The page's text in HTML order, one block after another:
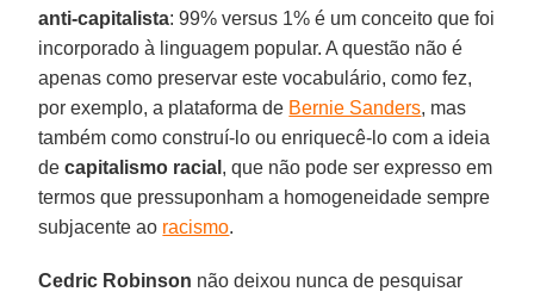
anti-capitalista: 99% versus 1% é um conceito que foi
incorporado à linguagem popular. A questão não é
apenas como preservar este vocabulário, como fez,
por exemplo, a plataforma de Bernie Sanders, mas
também como construí-lo ou enriquecê-lo com a ideia
decapitalismo racial , que não pode ser expresso em
termos que pressuponham a homogeneidade sempre
subjacente ao racismo.
Cedric Robinson não deixou nunca de pesquisar